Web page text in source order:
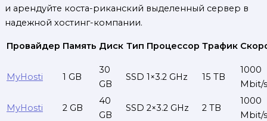
и арендуйте коста-риканский выделенный сервер в
надежной хостинг-компании.
Провайдер Память Диск Тип Процессор Трафик
MyHosti 1 GB
30
GB
SSD 1×3.2 GHz 15 TB
1000
Mbit/s
MyHosti 2 GB
40
GB
SSD 2×3.2 GHz 2 TB
1000
Mbit/s